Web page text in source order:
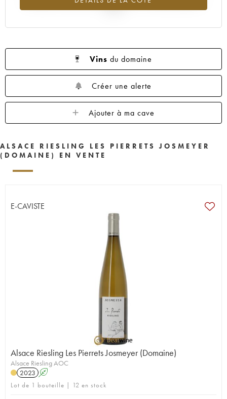
Vins du domaine
Créer une alerte
Ajouter à ma cave
ALSACE RIESLING LES PIERRETS JOSMEYER
(DOMAINE) EN VENTE
E-CAVISTE
Alsace Riesling Les Pierrets Josmeyer (Domaine)
Alsace Riesling AOC
2023 A
Lot de 1 bouteille | 12 en stock